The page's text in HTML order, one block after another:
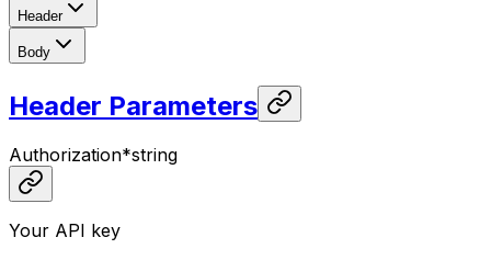
Header
Body
Header Parameters
Authorization*string
Your API key